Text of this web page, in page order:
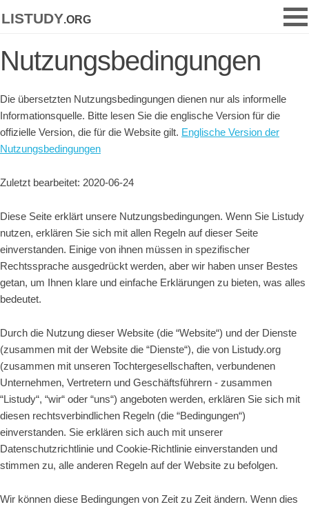
listudy.org
Nutzungsbedingungen
Die übersetzten Nutzungsbedingungen dienen nur als informelle
Informationsquelle. Bitte lesen Sie die englische Version für die
offizielle Version, die für die Website gilt. Englische Version der
Nutzungsbedingungen
Zuletzt bearbeitet: 2020-06-24
Diese Seite erklärt unsere Nutzungsbedingungen. Wenn Sie Listudy
nutzen, erklären Sie sich mit allen Regeln auf dieser Seite
einverstanden. Einige von ihnen müssen in spezifischer
Rechtssprache ausgedrückt werden, aber wir haben unser Bestes
getan, um Ihnen klare und einfache Erklärungen zu bieten, was alles
bedeutet.
Durch die Nutzung dieser Website (die “Website“) und der Dienste
(zusammen mit der Website die “Dienste“), die von Listudy.org
(zusammen mit unseren Tochtergesellschaften, verbundenen
Unternehmen, Vertretern und Geschäftsführern - zusammen
“Listudy“, “wir“ oder “uns“) angeboten werden, erklären Sie sich mit
diesen rechtsverbindlichen Regeln (die “Bedingungen“)
einverstanden. Sie erklären sich auch mit unserer
Datenschutzrichtlinie und Cookie-Richtlinie einverstanden und
stimmen zu, alle anderen Regeln auf der Website zu befolgen.
Wir können diese Bedingungen von Zeit zu Zeit ändern. Wenn dies